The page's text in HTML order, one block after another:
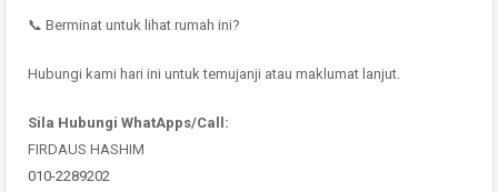
📞 Berminat untuk lihat rumah ini?
Hubungi kami hari ini untuk temujanji atau maklumat lanjut.
Sila Hubungi WhatApps/Call:
FIRDAUS HASHIM
010-2289202